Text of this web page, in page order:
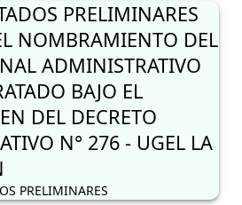
PRELIMINARES
NOMBRAMIENTO DEL
ADMINISTRATIVO
BAJO EL
DEL DECRETO
N° 276 - UGEL LA
PRELIMINARES